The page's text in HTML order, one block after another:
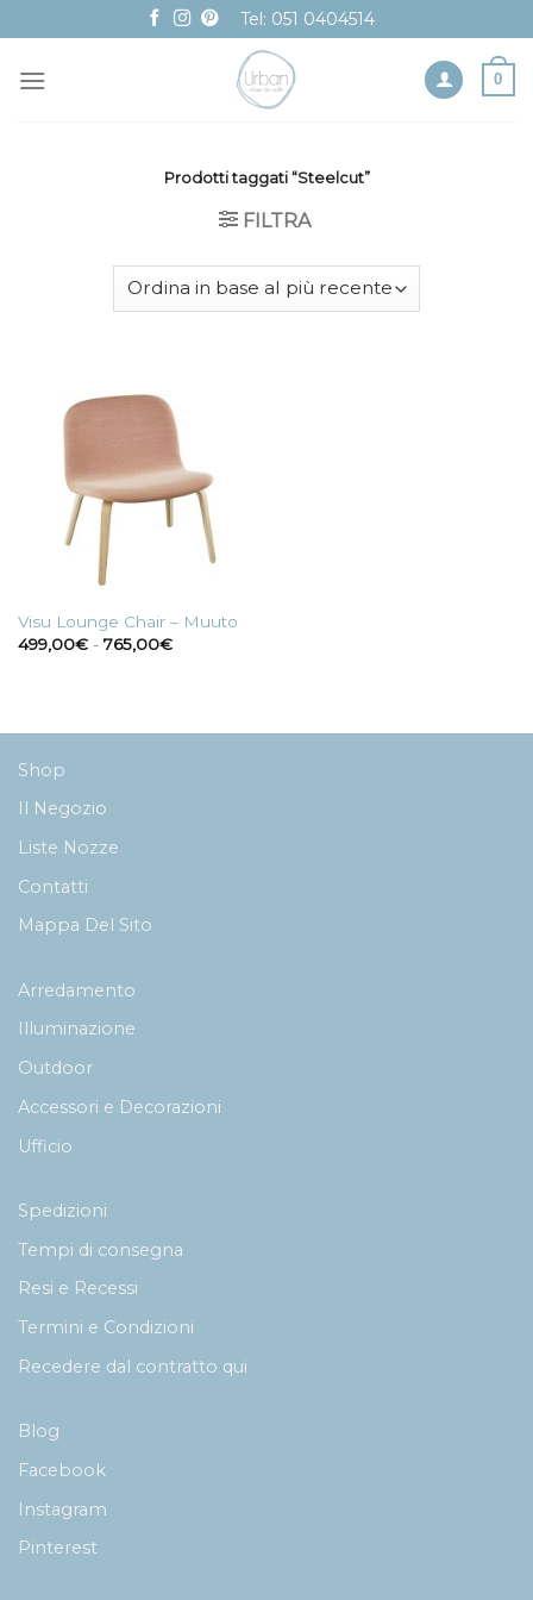
to
content
Tel: 051 0404514
0
Prodotti taggati “Steelcut”
FILTRA
Visu Lounge Chair – Muuto
499,00€ - 765,00€Fascia
765,00€
Shop
Il Negozio
Liste Nozze
Contatti
Mappa Del Sito
Arredamento
Illuminazione
Outdoor
Accessori e Decorazioni
Ufficio
Spedizioni
Tempi di consegna
Resi e Recessi
Termini e Condizioni
Recedere dal contratto qui
Blog
Facebook
Instagram
Pinterest